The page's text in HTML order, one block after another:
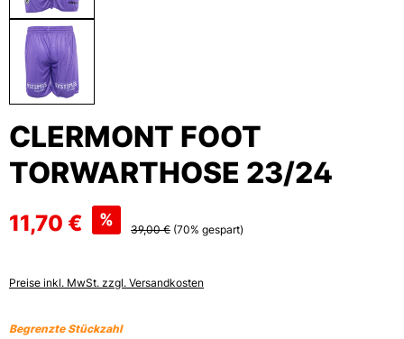
CLERMONT FOOT
TORWARTHOSE 23/24
11,70 € %
39,00 € (70% gespart)
Preise inkl. MwSt. zzgl. Versandkosten
Begrenzte Stückzahl